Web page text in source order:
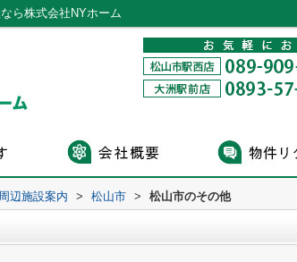
ら株式会社NYホーム
周辺施設案内 > 松山市 > 松山市のその他